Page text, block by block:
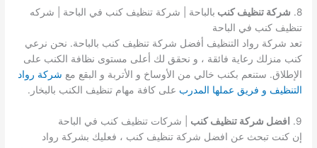
8. شركة تنظيف كنب بالباحة | شركة تنظيف كنب في الباحة | شركه
تنظيف كنب في الباحة
تعد شركة رواد التنظيف أفضل شركة تنظيف كنب بالباحة. نحن نرعي
كنب منزلك رعاية فائقة ، و نحقق لك أعلى مستوى نظافة الكنب على
الإطلاق. ستنعم بكنب خالي من الأوساخ و الأتربة و البقع مع شركة رواد
التنظيف و فريق عملها المدرب على كافة مهام تنظيف الكنب بالبخار.
9. افضل شركة تنظيف كنب | شركات تنظيف كنب في الباحة
إن كنت تبحث عن افضل شركة تنظيف كنب ، فعليك بشركة رواد